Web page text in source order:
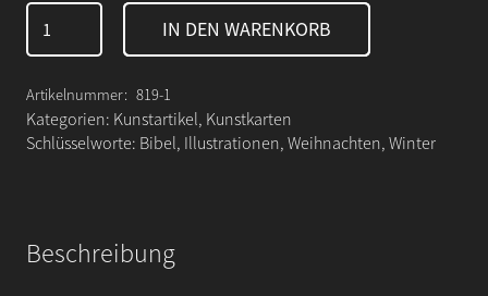
Das
Licht
der
WELT
Menge
IN DEN WARENKORB
Artikelnummer: 819-1
Kategorien: Kunstartikel, Kunstkarten
Schlüsselworte: Bibel, Illustrationen, Weihnachten, Winter
Beschreibung